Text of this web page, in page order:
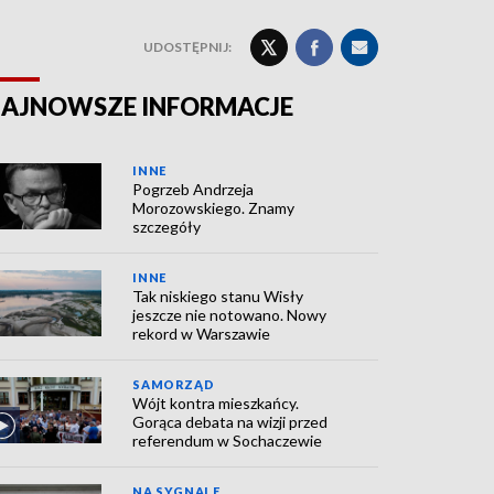
UDOSTĘPNIJ:
INFORMACJE
INNE
Pogrzeb Andrzeja
Morozowskiego. Znamy
szczegóły
INNE
Tak niskiego stanu Wisły
jeszcze nie notowano. Nowy
rekord w Warszawie
SAMORZĄD
Wójt kontra mieszkańcy.
Gorąca debata na wizji przed
referendum w Sochaczewie